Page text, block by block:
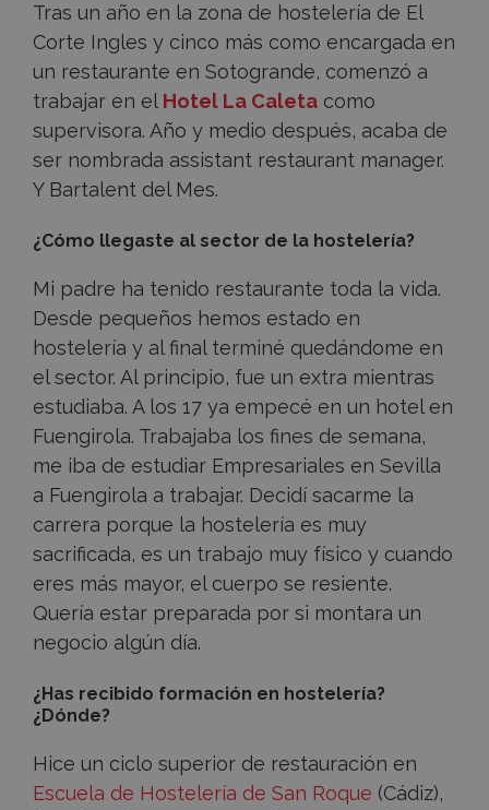
Tras un año en la zona de hostelería de El
Corte Ingles y cinco más como encargada en
un restaurante en Sotogrande, comenzó a
trabajar en el Hotel La Caleta como
supervisora. Año y medio después, acaba de
ser nombrada assistant restaurant manager.
Y Bartalent del Mes.
¿Cómo llegaste al sector de la hostelería?
Mi padre ha tenido restaurante toda la vida.
Desde pequeños hemos estado en
hostelería y al final terminé quedándome en
el sector. Al principio, fue un extra mientras
estudiaba. A los 17 ya empecé en un hotel en
Fuengirola. Trabajaba los fines de semana,
me iba de estudiar Empresariales en Sevilla
a Fuengirola a trabajar. Decidí sacarme la
carrera porque la hostelería es muy
sacrificada, es un trabajo muy físico y cuando
eres más mayor, el cuerpo se resiente.
Quería estar preparada por si montara un
negocio algún día.
¿Has recibido formación en hostelería?
¿Dónde?
Hice un ciclo superior de restauración en
Escuela de Hostelería de San Roque (Cádiz),